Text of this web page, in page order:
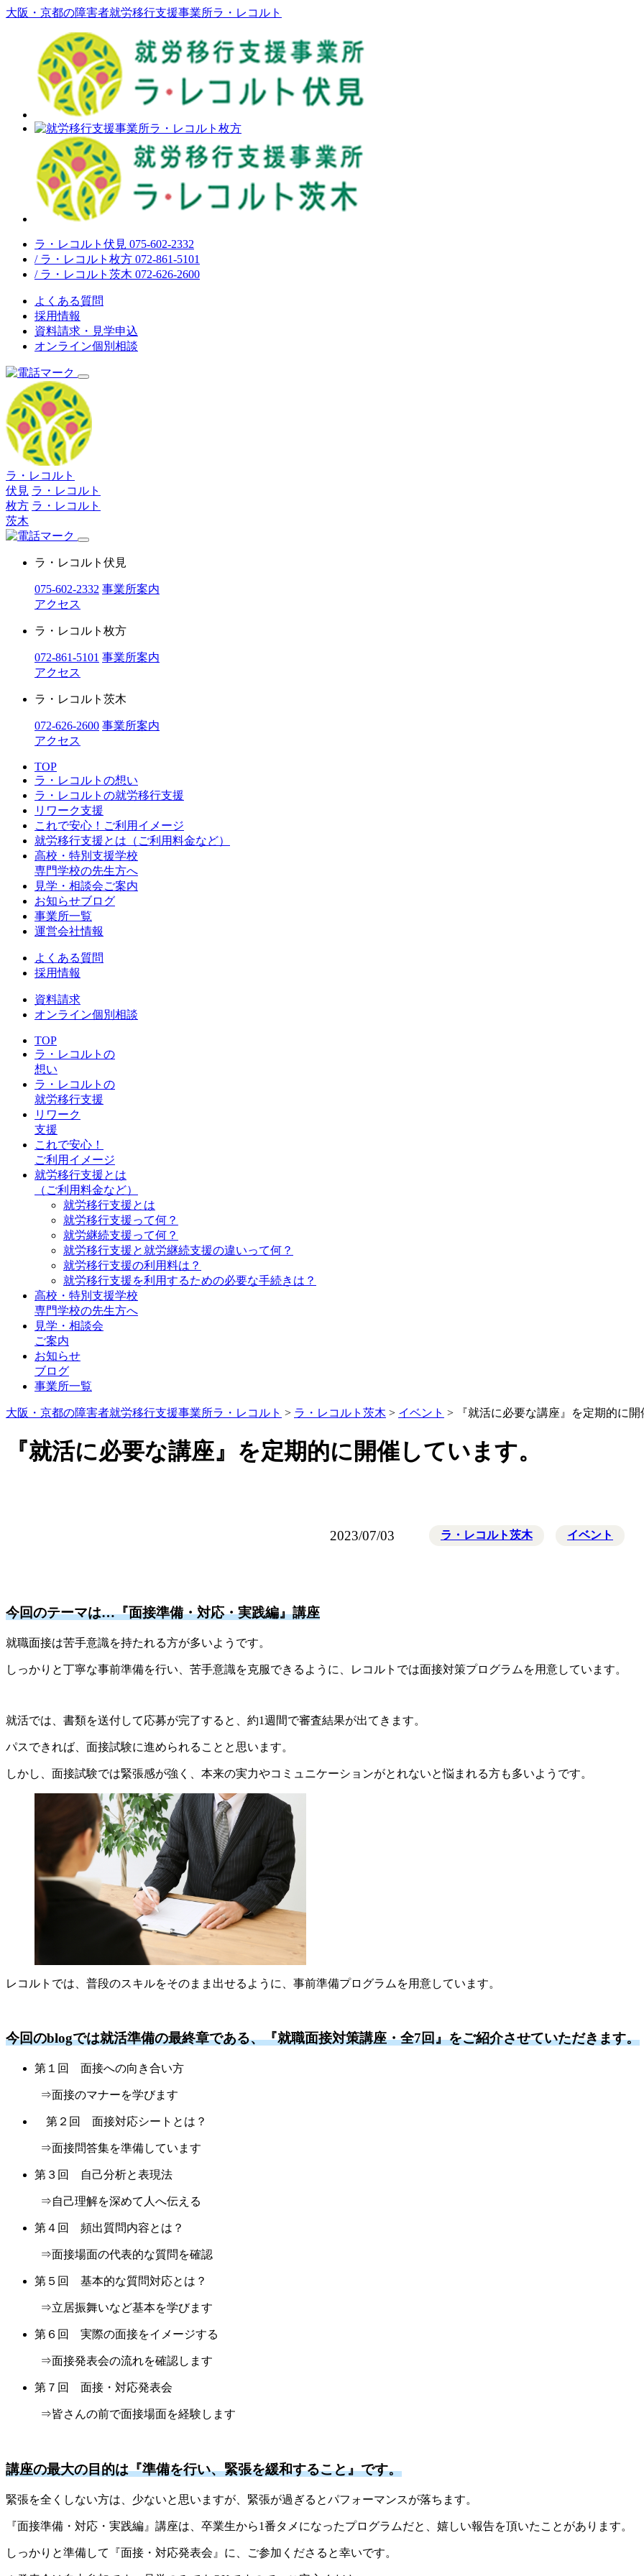
大阪・京都の障害者就労移行支援事業所ラ・レコルト
ラ・レコルト伏見 075-602-2332
/ ラ・レコルト枚方 072-861-5101
/ ラ・レコルト茨木 072-626-2600
よくある質問
採用情報
資料請求・見学申込
オンライン個別相談
ラ・レコルト
伏見 ラ・レコルト
枚方 ラ・レコルト
茨木
ラ・レコルト伏見
075-602-2332 事業所案内
アクセス
ラ・レコルト枚方
072-861-5101 事業所案内
アクセス
ラ・レコルト茨木
072-626-2600 事業所案内
アクセス
TOP
ラ・レコルトの想い
ラ・レコルトの就労移行支援
リワーク支援
これで安心！ご利用イメージ
就労移行支援とは（ご利用料金など）
高校・特別支援学校
専門学校の先生方へ
見学・相談会ご案内
お知らせブログ
事業所一覧
運営会社情報
よくある質問
採用情報
資料請求
オンライン個別相談
TOP
ラ・レコルトの
想い
ラ・レコルトの
就労移行支援
リワーク
支援
これで安心！
ご利用イメージ
就労移行支援とは
（ご利用料金など）
就労移行支援とは
就労移行支援って何？
就労継続支援って何？
就労移行支援と就労継続支援の違いって何？
就労移行支援の利用料は？
就労移行支援を利用するための必要な手続きは？
高校・特別支援学校
専門学校の先生方へ
見学・相談会
ご案内
お知らせ
ブログ
事業所一覧
大阪・京都の障害者就労移行支援事業所ラ・レコルト > ラ・レコルト茨木 > イベント > 『就活に必要な講座』を定期的に開
『就活に必要な講座』を定期的に開催しています。
2023/07/03 ラ・レコルト茨木 イベント
今回のテーマは…『面接準備・対応・実践編』講座
就職面接は苦手意識を持たれる方が多いようです。
しっかりと丁寧な事前準備を行い、苦手意識を克服できるように、レコルトでは面接対策プログラムを用意しています。
就活では、書類を送付して応募が完了すると、約1週間で審査結果が出てきます。
パスできれば、面接試験に進められることと思います。
しかし、面接試験では緊張感が強く、本来の実力やコミュニケーションがとれないと悩まれる方も多いようです。
レコルトでは、普段のスキルをそのまま出せるように、事前準備プログラムを用意しています。
今回のblogでは就活準備の最終章である、『就職面接対策講座・全7回』をご紹介させていただきます。
第１回 面接への向き合い方
⇒面接のマナーを学びます
第２回 面接対応シートとは？
⇒面接問答集を準備しています
第３回 自己分析と表現法
⇒自己理解を深めて人へ伝える
第４回 頻出質問内容とは？
⇒面接場面の代表的な質問を確認
第５回 基本的な質問対応とは？
⇒立居振舞いなど基本を学びます
第６回 実際の面接をイメージする
⇒面接発表会の流れを確認します
第７回 面接・対応発表会
⇒皆さんの前で面接場面を経験します
講座の最大の目的は『準備を行い、緊張を緩和すること』です。
緊張を全くしない方は、少ないと思いますが、緊張が過ぎるとパフォーマンスが落ちます。
『面接準備・対応・実践編』講座は、卒業生から1番タメになったプログラムだと、嬉しい報告を頂いたことがあります。
しっかりと準備して『面接・対応発表会』に、ご参加くださると幸いです。